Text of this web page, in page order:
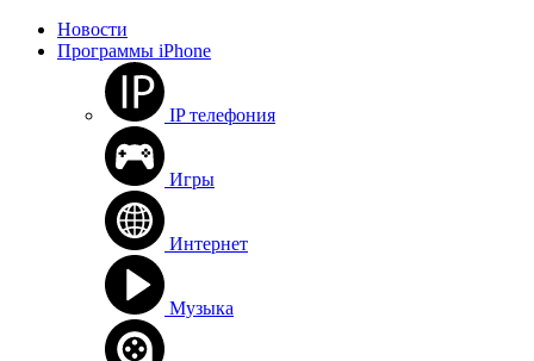
Новости
Программы iPhone
IP телефония
Игры
Интернет
Музыка